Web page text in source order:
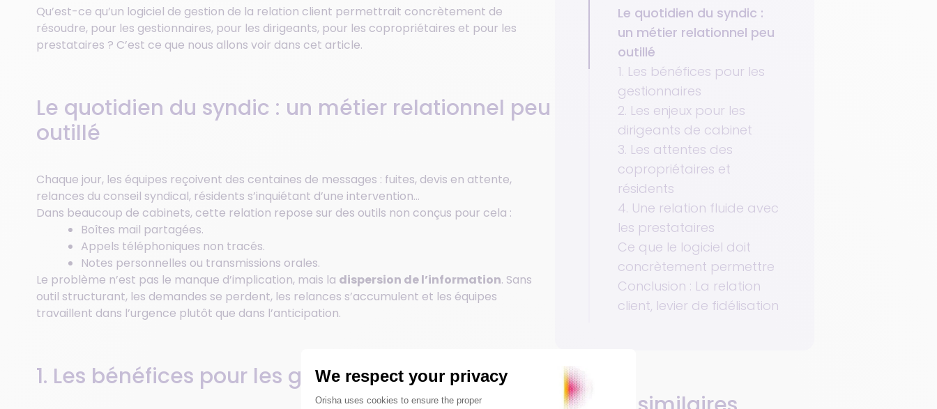
Qu’est-ce qu’un logiciel de gestion de la relation client permettrait concrètement de
résoudre, pour les gestionnaires, pour les dirigeants, pour les copropriétaires et pour les
prestataires ? C’est ce que nous allons voir dans cet article.
Le quotidien du syndic : un métier relationnel peu
outillé
Chaque jour, les équipes reçoivent des centaines de messages : fuites, devis en attente,
relances du conseil syndical, résidents s’inquiétant d’une intervention…
Dans beaucoup de cabinets, cette relation repose sur des outils non conçus pour cela :
Boîtes mail partagées.
Appels téléphoniques non tracés.
Notes personnelles ou transmissions orales.
Le problème n’est pas le manque d’implication, mais la dispersion de l’information. Sans
outil structurant, les demandes se perdent, les relances s’accumulent et les équipes
travaillent dans l’urgence plutôt que dans l’anticipation.
1. Les bénéfices pour les gestionnaires
Le quotidien du syndic :
un métier relationnel peu
outillé
1. Les bénéfices pour les
gestionnaires
2. Les enjeux pour les
dirigeants de cabinet
3. Les attentes des
copropriétaires et
résidents
4. Une relation fluide avec
les prestataires
Ce que le logiciel doit
concrètement permettre
Conclusion : La relation
client, levier de fidélisation